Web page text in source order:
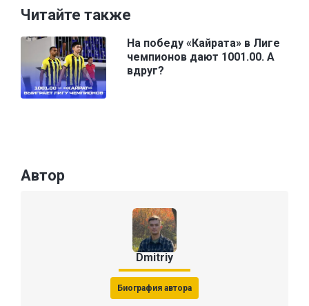
Читайте также
На победу «Кайрата» в Лиге
чемпионов дают 1001.00. А
вдруг?
Автор
Dmitriy
Биография автора